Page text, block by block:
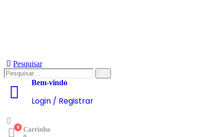
Pesquisar
Bem-vindo
Login / Registrar
0
Carrinho